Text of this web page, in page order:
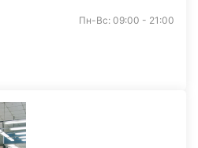
Пн-Вс: 09:00 - 21:00